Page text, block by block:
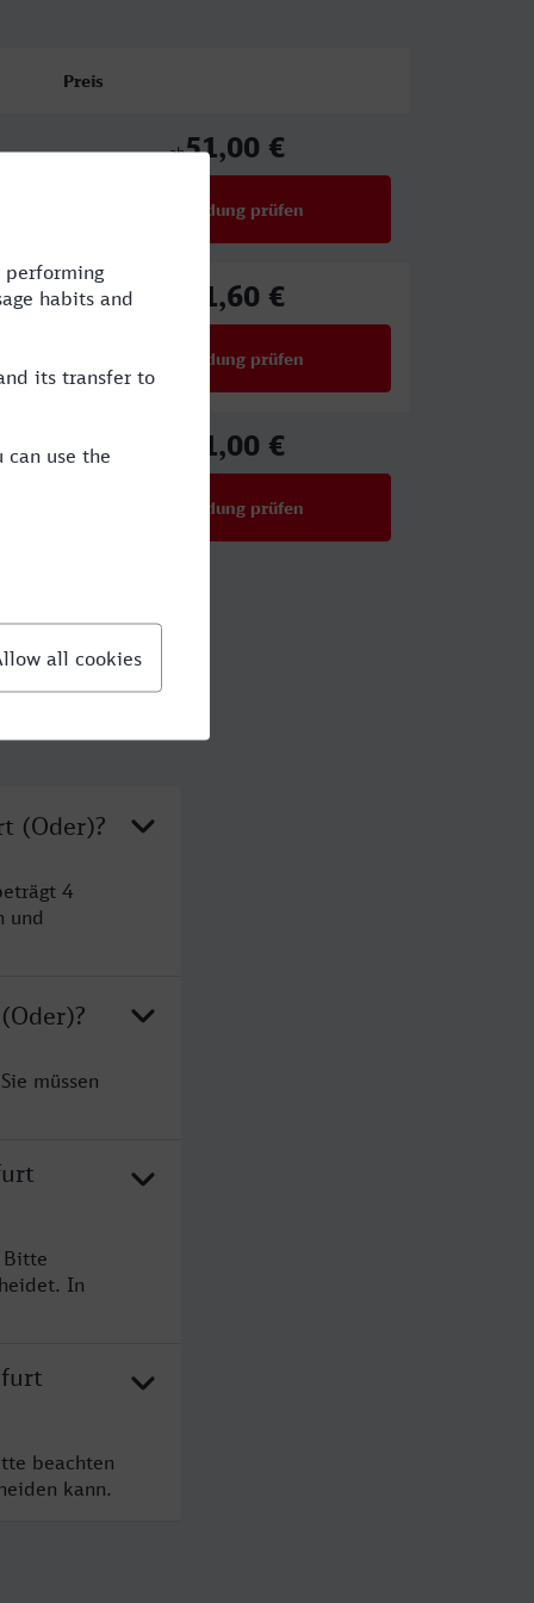
Preis
ab51,00 €
Verbindung prüfen
61,60 €
Verbindung prüfen
51,00 €
Verbindung prüfen
(Oder)?
4
und
müssen
Bitte
In
beachten
kann.